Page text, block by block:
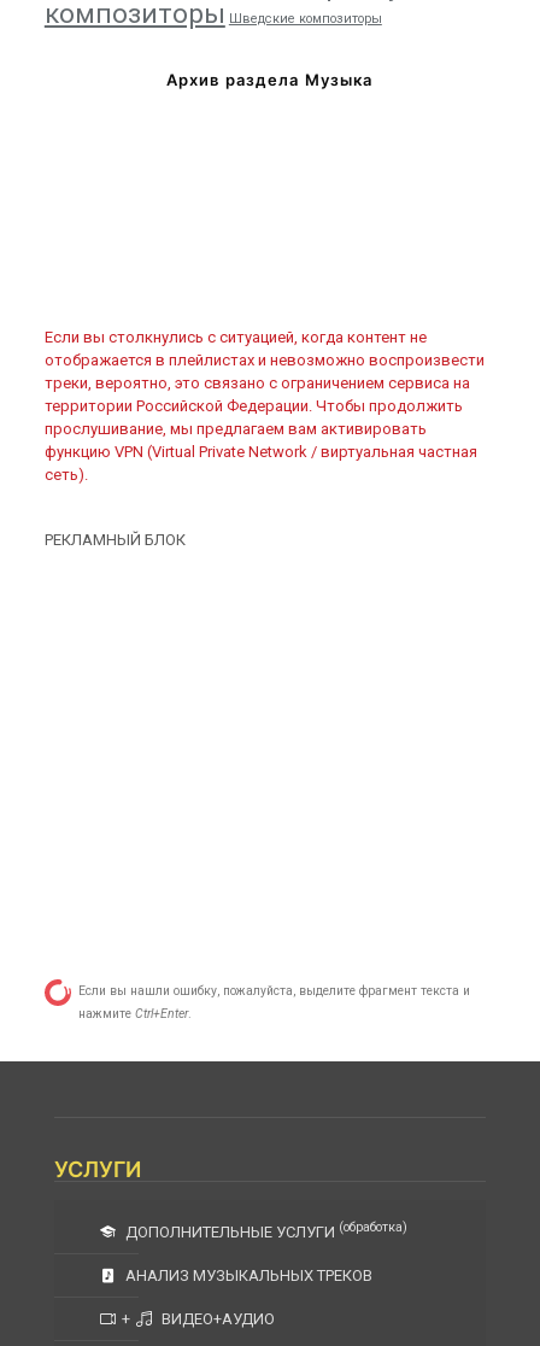
композиторы Шведские композиторы
Архив раздела Музыка
Если вы столкнулись с ситуацией, когда контент не
отображается в плейлистах и невозможно воспроизвести
треки, вероятно, это связано с ограничением сервиса на
территории Российской Федерации. Чтобы продолжить
прослушивание, мы предлагаем вам активировать
функцию VPN (Virtual Private Network / виртуальная частная
сеть).
РЕКЛАМНЫЙ БЛОК
Если вы нашли ошибку, пожалуйста, выделите фрагмент текста и
нажмите Ctrl+Enter.
УСЛУГИ
ДОПОЛНИТЕЛЬНЫЕ УСЛУГИ (обработка)
АНАЛИЗ МУЗЫКАЛЬНЫХ ТРЕКОВ
+ ВИДЕО+АУДИО